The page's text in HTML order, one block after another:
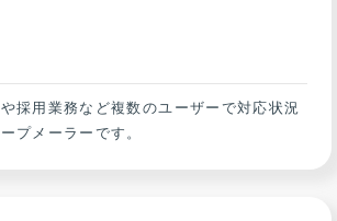
採用業務など複数のユーザーで対応状況
プメーラーです。